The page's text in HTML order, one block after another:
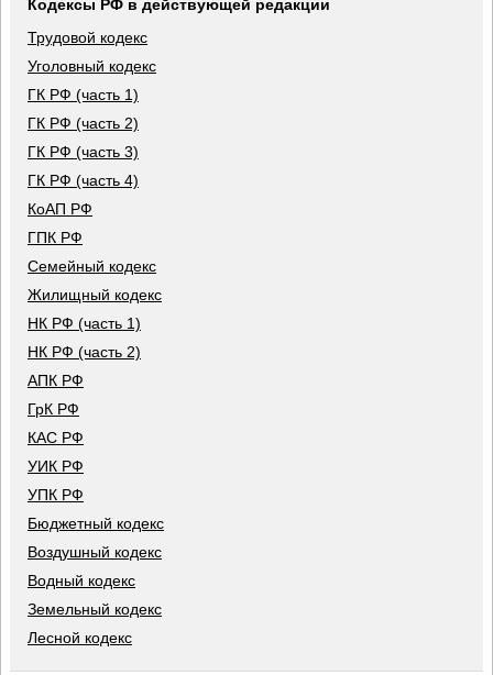
Кодексы РФ в действующей редакции
Трудовой кодекс
Уголовный кодекс
ГК РФ (часть 1)
ГК РФ (часть 2)
ГК РФ (часть 3)
ГК РФ (часть 4)
КоАП РФ
ГПК РФ
Семейный кодекс
Жилищный кодекс
НК РФ (часть 1)
НК РФ (часть 2)
АПК РФ
ГрК РФ
КАС РФ
УИК РФ
УПК РФ
Бюджетный кодекс
Воздушный кодекс
Водный кодекс
Земельный кодекс
Лесной кодекс